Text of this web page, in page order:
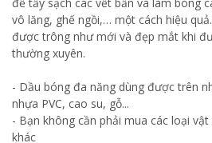
vô lăng, ghế ngồi,… một cách hiệu
được trông như mới và đẹp mắt khi
thường xuyên.
- Dầu bóng đa năng dùng được trên
nhựa PVC, cao su, gỗ...
- Bạn không cần phải mua các loại
khác